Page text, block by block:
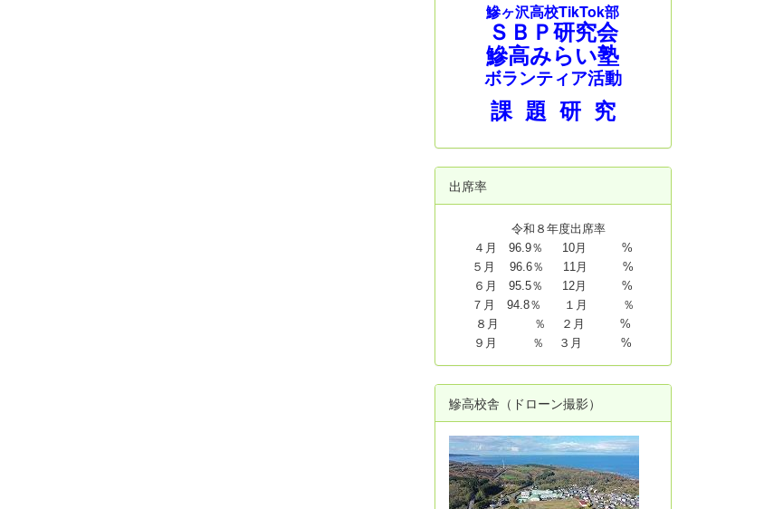
鰺ヶ沢高校TikTok部
ＳＢＰ研究会
鰺高みらい塾
ボランティア活動
課 題 研 究
出席率
令和８年度出席率
４月 96.9％ 10月 %
５月 96.6％ 11月 %
６月 95.5％ 12月 %
７月 94.8％ １月 ％
８月 ％ ２月 %
９月 ％ ３月 %
鰺高校舎（ドローン撮影）